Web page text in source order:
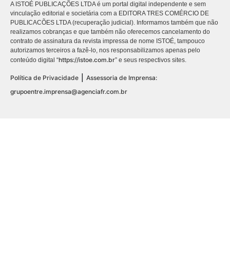
A ISTOÉ PUBLICAÇÕES LTDA é um portal digital independente e sem
vinculação editorial e societária com a EDITORA TRES COMÉRCIO DE
PUBLICACÕES LTDA (recuperação judicial). Informamos também que não
realizamos cobranças e que também não oferecemos cancelamento do
contrato de assinatura da revista impressa de nome ISTOÉ, tampouco
autorizamos terceiros a fazê-lo, nos responsabilizamos apenas pelo
conteúdo digital “https://istoe.com.br” e seus respectivos sites.
Política de Privacidade
Assessoria de Imprensa:
grupoentre.imprensa@agenciafr.com.br